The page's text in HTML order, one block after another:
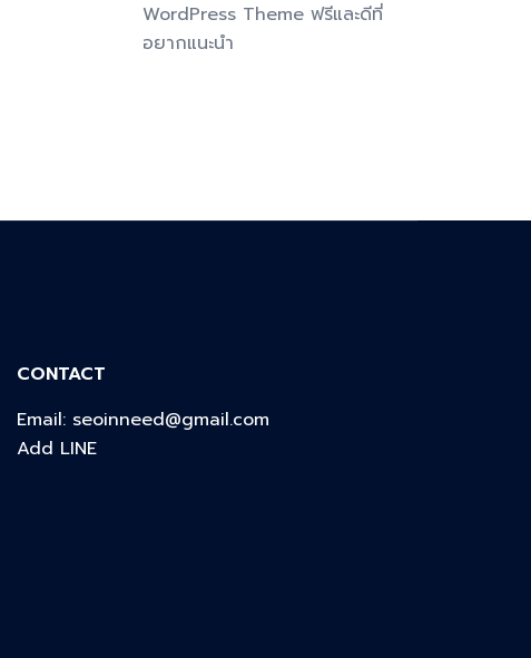
WordPress Theme ฟรีและดีที่
อยากแนะนำ
CONTACT
Email: seoinneed@gmail.com
Add LINE